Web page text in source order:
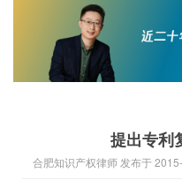
提出专利
合肥知识产权律师 发布于